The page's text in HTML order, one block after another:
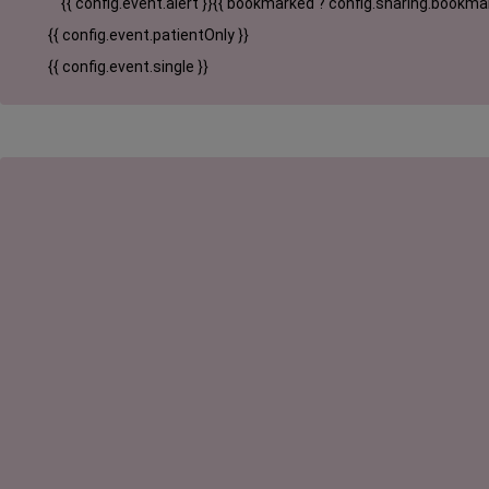
{{ config.event.alert }}{{ bookmarked ?
{{ config.event.patientOnly }}
{{ config.event.single }}